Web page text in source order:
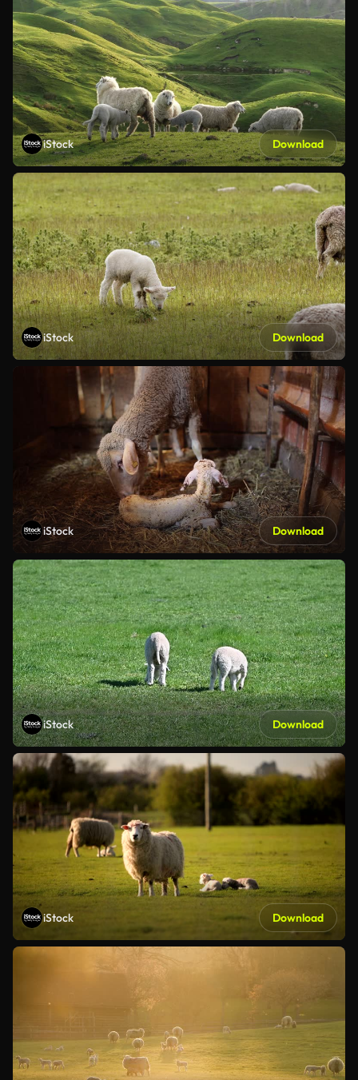
iStock Download
iStock Download
iStock Download
iStock Download
iStock Download